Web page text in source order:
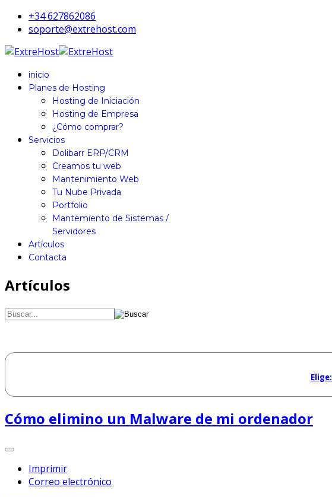
+34 627862086
soporte@extrehost.com
inicio
Planes de Hosting
Hosting de Iniciación
Hosting de Empresa
¿Cómo comprar?
Servicios
Dolibarr ERP/CRM
Creamos tu web
Mantenimiento Web
Tu Nube Privada
Portfolio
Mantemiento de Sistemas /
Servidores
Artículos
Contacta
Artículos
Elige:
Cómo elimino un Malware de mi ordenador
Imprimir
Correo electrónico